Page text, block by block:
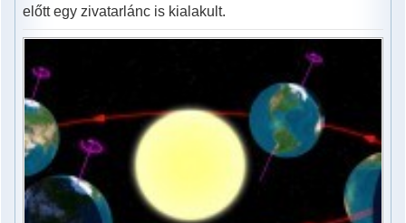
előtt egy zivatarlánc is kialakult.